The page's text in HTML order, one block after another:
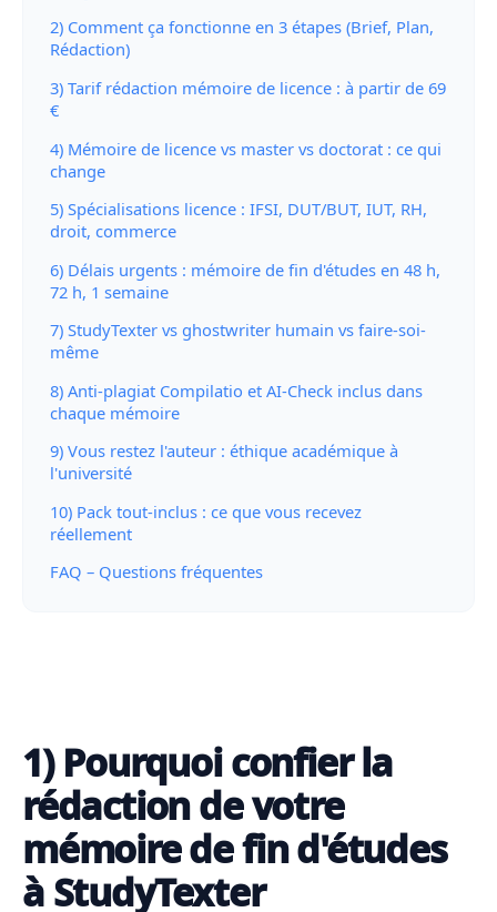
2) Comment ça fonctionne en 3 étapes (Brief, Plan,
Rédaction)
3) Tarif rédaction mémoire de licence : à partir de 69
€
4) Mémoire de licence vs master vs doctorat : ce qui
change
5) Spécialisations licence : IFSI, DUT/BUT, IUT, RH,
droit, commerce
6) Délais urgents : mémoire de fin d'études en 48 h,
72 h, 1 semaine
7) StudyTexter vs ghostwriter humain vs faire-soi-
même
8) Anti-plagiat Compilatio et AI-Check inclus dans
chaque mémoire
9) Vous restez l'auteur : éthique académique à
l'université
10) Pack tout-inclus : ce que vous recevez
réellement
FAQ – Questions fréquentes
1) Pourquoi confier la
rédaction de votre
mémoire de fin d'études
à StudyTexter